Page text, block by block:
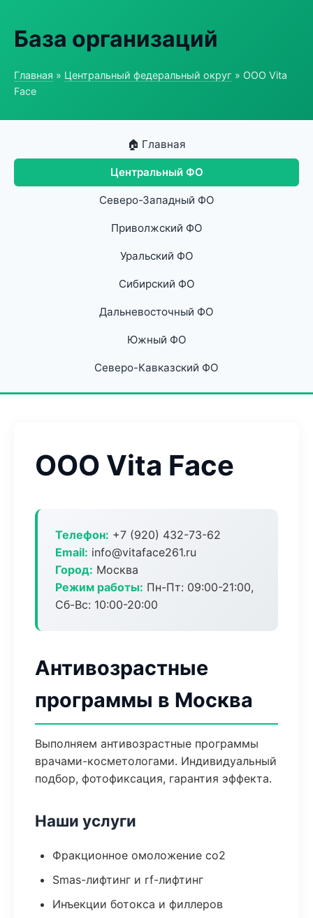
База организаций
Главная » Центральный федеральный округ » ООО Vita
Face
🏠 Главная
Центральный ФО
Северо-Западный ФО
Приволжский ФО
Уральский ФО
Сибирский ФО
Дальневосточный ФО
Южный ФО
Северо-Кавказский ФО
ООО Vita Face
Телефон: +7 (920) 432-73-62
Email: info@vitaface261.ru
Город: Москва
Режим работы: Пн-Пт: 09:00-21:00,
Сб-Вс: 10:00-20:00
Антивозрастные
программы в Москва
Выполняем антивозрастные программы
врачами-косметологами. Индивидуальный
подбор, фотофиксация, гарантия эффекта.
Наши услуги
Фракционное омоложение co2
Smas-лифтинг и rf-лифтинг
Инъекции ботокса и филлеров